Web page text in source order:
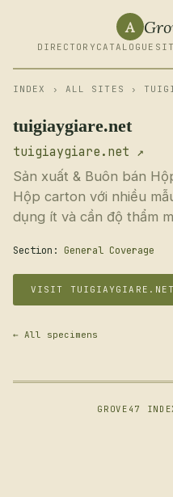
A
DIRECTORY CATALOGUE
INDEX › ALL SITES ›
tuigiaygiare.net
tuigiaygiare.net ↗
Sản xuất & Buôn bán
Hộp carton với nhiều
dụng ít và cần độ thẩm
Section: General Coverage
VISIT
← All specimens
GROVE47